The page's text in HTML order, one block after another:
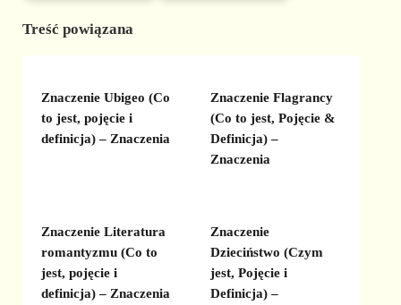
Treść powiązana
Znaczenie Ubigeo (Co
to jest, pojęcie i
definicja) – Znaczenia
Znaczenie Flagrancy
(Co to jest, Pojęcie &
Definicja) –
Znaczenia
Znaczenie Literatura
romantyzmu (Co to
jest, pojęcie i
definicja) – Znaczenia
Znaczenie
Dzieciństwo (Czym
jest, Pojęcie i
Definicja) –